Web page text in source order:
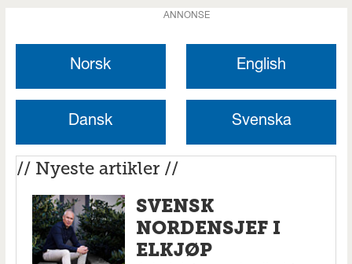
ANNONSE
Norsk English
Dansk Svenska
// Nyeste artikler //
SVENSK
NORDENSJEF I
ELKJØP